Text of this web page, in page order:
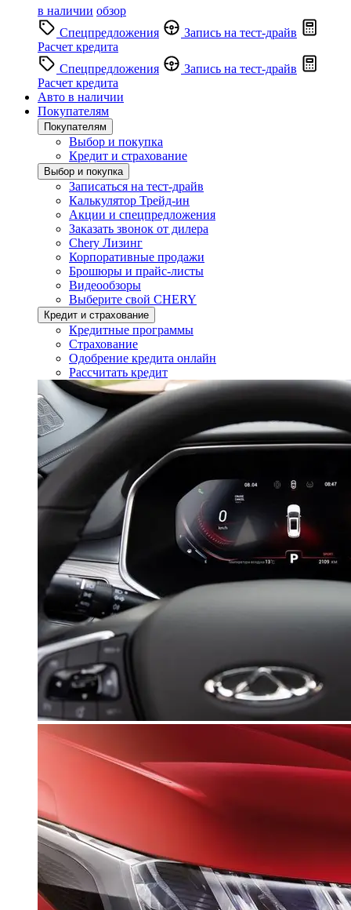
в наличии обзор
Спецпредложения
Запись на тест-драйв
Расчет кредита
Спецпредложения
Запись на тест-драйв
Расчет кредита
Авто в наличии
Покупателям
Покупателям
Выбор и покупка
Кредит и страхование
Выбор и покупка
Записаться на тест-драйв
Калькулятор Трейд-ин
Акции и спецпредложения
Заказать звонок от дилера
Chery Лизинг
Корпоративные продажи
Брошюры и прайс-листы
Видеообзоры
Выберите свой CHERY
Кредит и страхование
Кредитные программы
Страхование
Одобрение кредита онлайн
Рассчитать кредит